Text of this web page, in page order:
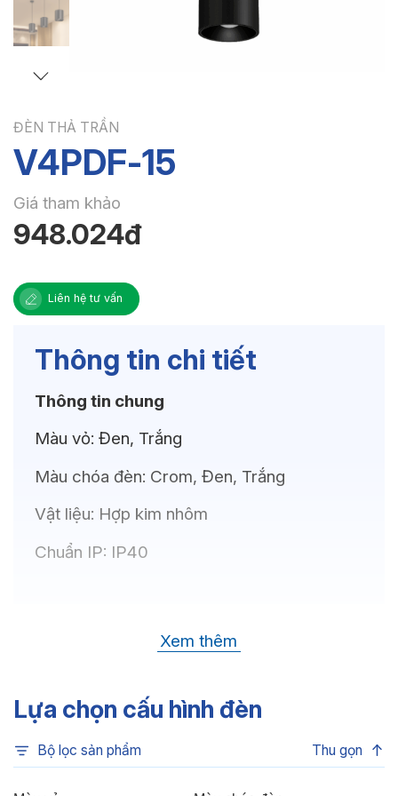
ĐÈN THẢ TRẦN
V4PDF-15
Giá tham khảo
948.024đ
Liên hệ tư vấn
Thông tin chi tiết
Thông tin chung
Màu vỏ: Đen, Trắng
Màu chóa đèn: Crom, Đen, Trắng
Vật liệu: Hợp kim nhôm
Chuẩn IP: IP40
CREE(USA)
Nhiệt độ màu:6500K, 3500K, 4000K,
3000K
Chỉ số hoàn màu:
Xem thêm
Lựa chọn cấu hình đèn
Bộ lọc sản phẩm Thu gọn